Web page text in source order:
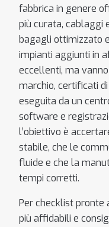
fabbrica in genere
più curata, cablaggi
bagagli ottimizzato
impianti aggiunti in
eccellenti, ma
marchio, certificati
eseguita da un
software e
l’obiettivo è
stabile, che le
fluide e che la
tempi corretti.
Per checklist pronte
più affidabili e